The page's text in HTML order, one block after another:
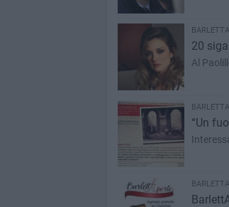
20
Al
“Un